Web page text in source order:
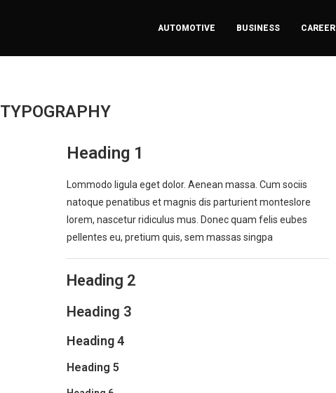
AUTOMOTIVE BUSINESS CAREER
TYPOGRAPHY
Heading 1
Lommodo ligula eget dolor. Aenean massa. Cum sociis
natoque penatibus et magnis dis parturient monteslore
lorem, nascetur ridiculus mus. Donec quam felis eubes
pellentes eu, pretium quis, sem massas singpa
Heading 2
Heading 3
Heading 4
Heading 5